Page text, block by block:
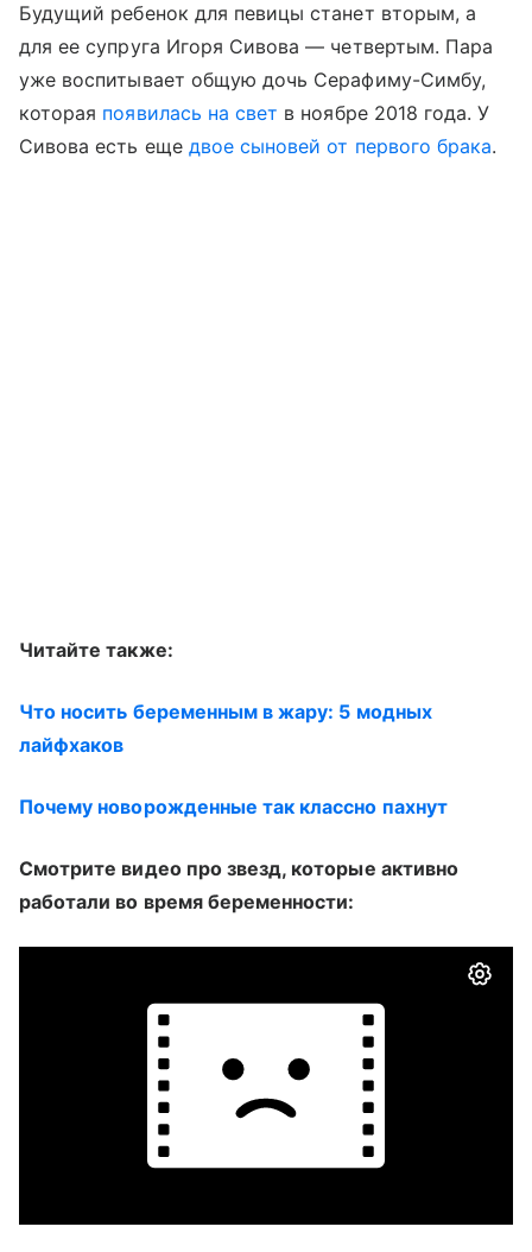
Будущий ребенок для певицы станет вторым, а
для ее супруга Игоря Сивова — четвертым. Пара
уже воспитывает общую дочь Серафиму-Симбу,
которая появилась на свет в ноябре 2018 года. У
Сивова есть еще двое сыновей от первого брака.
Читайте также:
Что носить беременным в жару: 5 модных
лайфхаков
Почему новорожденные так классно пахнут
Смотрите видео про звезд, которые активно
работали во время беременности: